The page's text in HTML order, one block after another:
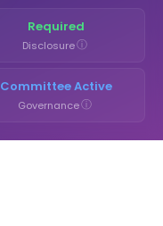
Required
Disclosureⓘ
Committee Active
Governanceⓘ